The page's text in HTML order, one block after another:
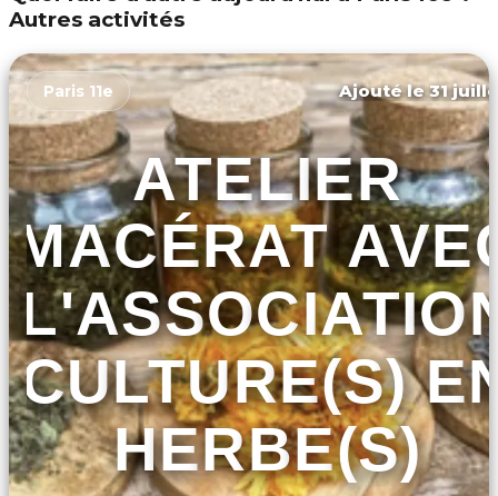
Autres activités
Paris 11e Ajouté le 31
ATELIER
MACÉRAT
CULTURE(S)
HERBE(S)